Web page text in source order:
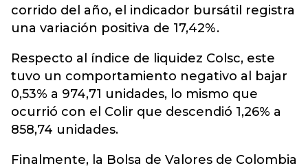
corrido del año, el indicador bursátil registra
una variación positiva de 17,42%.
Respecto al índice de liquidez Colsc, este
tuvo un comportamiento negativo al bajar
0,53% a 974,71 unidades, lo mismo que
ocurrió con el Colir que descendió 1,26% a
858,74 unidades.
Finalmente, la Bolsa de Valores de Colombia